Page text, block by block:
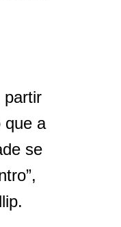
partir
que a
se